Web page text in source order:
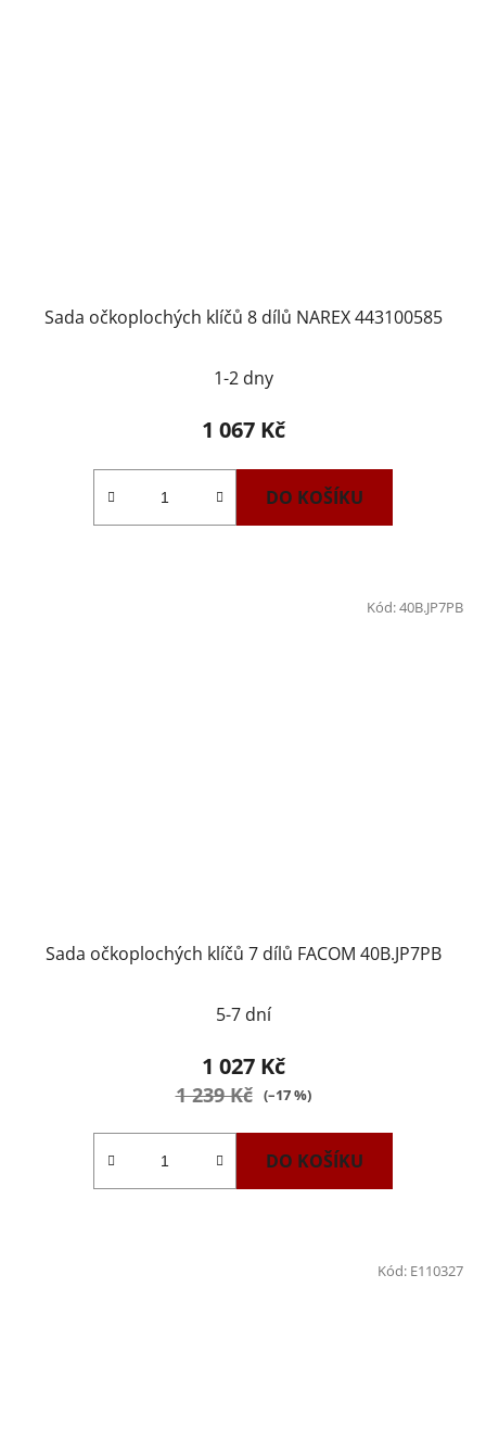
Sada očkoplochých klíčů 8 dílů NAREX 443100585
1-2 dny
1 067 Kč
DO KOŠÍKU
Sada očkoplochých klíčů 7 dílů FACOM 40B.JP7PB
5-7 dní
1 027 Kč
1 239 Kč (–17 %)
DO KOŠÍKU
Kód:40B.JP7PB
Kód: E110327